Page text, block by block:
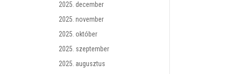
2025. december
2025. november
2025. október
2025. szeptember
2025. augusztus